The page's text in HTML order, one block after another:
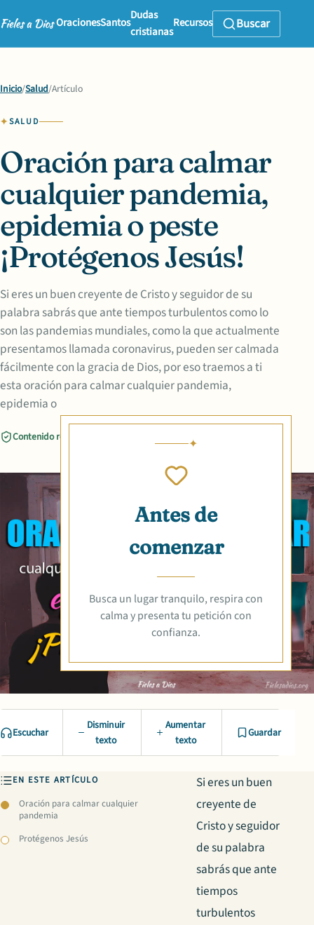
OracionesSantos
Dudas
cristianas
Recursos Buscar
Inicio/Salud/Artículo
SALUD
Oración para calmar
cualquier pandemia,
epidemia o peste
¡Protégenos Jesús!
Si eres un buen creyente de Cristo y seguidor de su
palabra sabrás que ante tiempos turbulentos como lo
son las pandemias mundiales, como la que actualmente
presentamos llamada coronavirus, pueden ser calmada
fácilmente con la gracia de Dios, por eso traemos a ti
esta oración para calmar cualquier pandemia,
epidemia o
Contenido revisado
Antes de
comenzar
Busca un lugar tranquilo, respira con
calma y presenta tu petición con
confianza.
Escuchar
Disminuir
texto
Aumentar
texto
Guardar
EN ESTE ARTÍCULO
Oración para calmar cualquier
pandemia
Protégenos Jesús
Si eres un buen
creyente de
Cristo y seguidor
de su palabra
sabrás que ante
tiempos
turbulentos